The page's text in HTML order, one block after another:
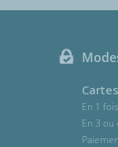
En 1
En 3 ou